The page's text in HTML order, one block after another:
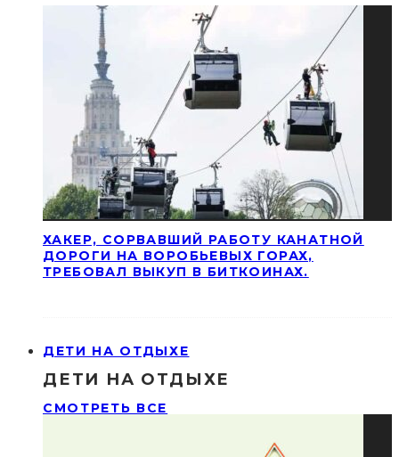
ХАКЕР, СОРВАВШИЙ РАБОТУ КАНАТНОЙ
ДОРОГИ НА ВОРОБЬЕВЫХ ГОРАХ,
ТРЕБОВАЛ ВЫКУП В БИТКОИНАХ.
ДЕТИ НА ОТДЫХЕ
ДЕТИ НА ОТДЫХЕ
СМОТРЕТЬ ВСЕ